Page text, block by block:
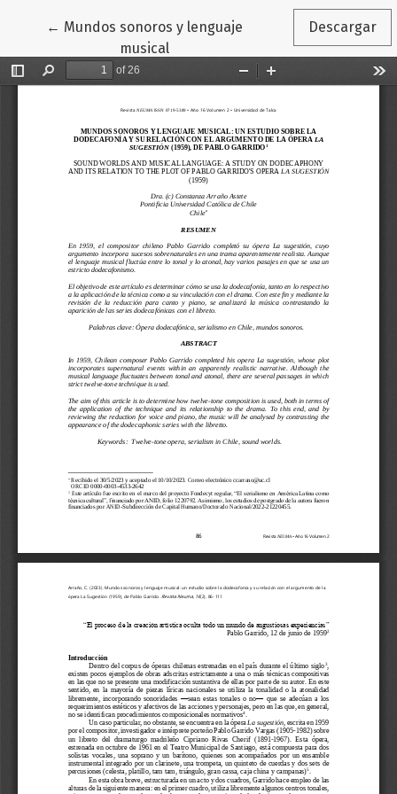
← Volver a los detalles del artículo
Mundos sonoros y lenguaje
musical
Descargar